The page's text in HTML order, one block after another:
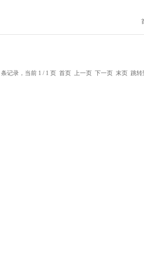
条记录，当前 1 / 1 页 首页 上一页 下一页 末页 跳转